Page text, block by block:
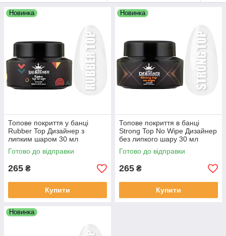
використання в салонах. Такий об’єм дозволяє економно
витрачати матеріал і комфортно працювати з різними
техніками дизайну. Топ має оптимальну консистенцію, добре
самовирівнюється та створює міцне фінішне покриття.
Новинка
Топове покриття у банці
Rubber Top Дизайнер з
липким шаром 30 мл
Готово до відправки
265 ₴
Купити
Новинка
Топове покриття в банці
Strong Top No Wipe Дизайнер
без липкого шару 30 мл
Готово до відправки
265 ₴
Купити
Новинка